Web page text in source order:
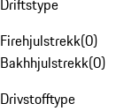
Driftstype
Firehjulstrekk(0)
Bakhhjulstrekk(0)
Drivstofftype